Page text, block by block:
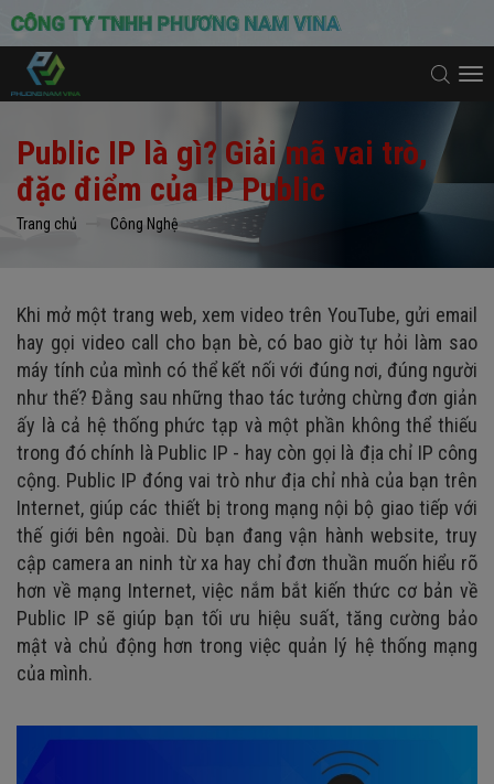
Public IP là gì? Giải mã vai trò,
đặc điểm của IP Public
Trang chủ Công Nghệ
Khi mở một trang web, xem video trên YouTube, gửi email
hay gọi video call cho bạn bè, có bao giờ tự hỏi làm sao
máy tính của mình có thể kết nối với đúng nơi, đúng người
như thế? Đằng sau những thao tác tưởng chừng đơn giản
ấy là cả hệ thống phức tạp và một phần không thể thiếu
trong đó chính là Public IP - hay còn gọi là địa chỉ IP công
cộng. Public IP đóng vai trò như địa chỉ nhà của bạn trên
Internet, giúp các thiết bị trong mạng nội bộ giao tiếp với
thế giới bên ngoài. Dù bạn đang vận hành website, truy
cập camera an ninh từ xa hay chỉ đơn thuần muốn hiểu rõ
hơn về mạng Internet, việc nắm bắt kiến thức cơ bản về
Public IP sẽ giúp bạn tối ưu hiệu suất, tăng cường bảo
mật và chủ động hơn trong việc quản lý hệ thống mạng
của mình.